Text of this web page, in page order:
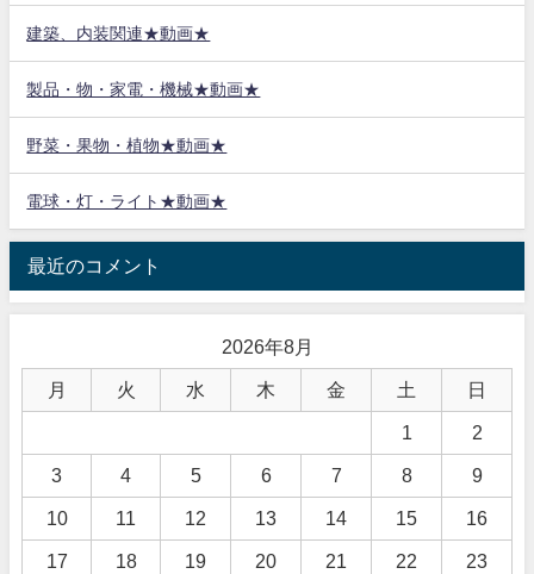
建築、内装関連★動画★
製品・物・家電・機械★動画★
野菜・果物・植物★動画★
電球・灯・ライト★動画★
最近のコメント
2026年8月
月 火 水 木 金 土 日
1 2
3 4 5 6 7 8 9
10 11 12 13 14 15 16
17 18 19 20 21 22 23